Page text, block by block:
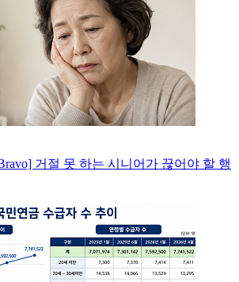
거절 못 하는 시니어가 끊어야 할 행